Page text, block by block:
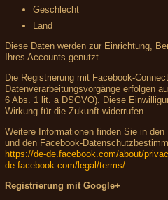
Geschlecht
Land
Diese Daten werden zur Einrichtung,
Ihres Accounts genutzt.
Die Registrierung mit Facebook-
Datenverarbeitungsvorgänge erfolgen
6 Abs. 1 lit. a DSGVO). Diese
Wirkung für die Zukunft widerrufen.
Weitere Informationen finden Sie in
und den Facebook-
https://de-de.facebook.com/about/
de.facebook.com/legal/terms/.
Registrierung mit Google+